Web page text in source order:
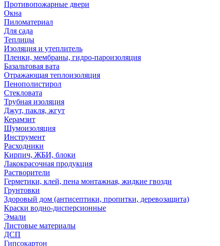
Противопожарные двери
Окна
Пиломатериал
Для сада
Теплицы
Изоляция и утеплитель
Пленки, мембраны, гидро-пароизоляция
Базальтовая вата
Отражающая теплоизоляция
Пенополистирол
Стекловата
Трубная изоляция
Джут, пакля, жгут
Керамзит
Шумоизоляция
Инструмент
Расходники
Кирпич, ЖБИ, блоки
Лакокрасочная продукция
Растворители
Герметики, клей, пена монтажная, жидкие гвозди
Грунтовки
Здоровый дом (антисептики, пропитки, деревозащита)
Краски водно-дисперсионные
Эмали
Листовые материалы
ДСП
Гипсокартон